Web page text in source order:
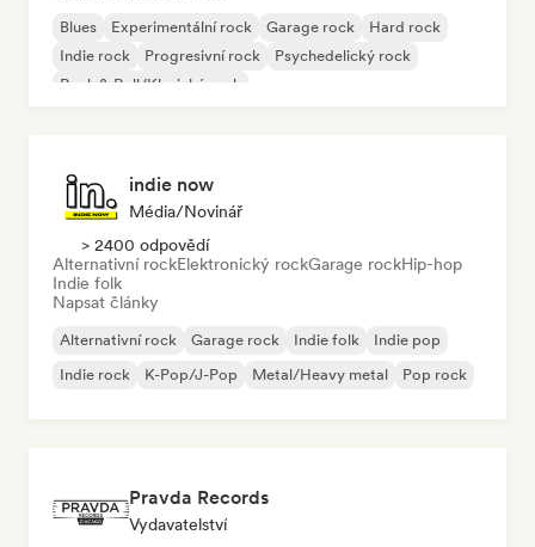
Blues Experimentální rock Garage rock
Hard rock
Indie rock
Progresivní rock
Psychedelický rock
Rock & Roll/Klasický rock
indie now
Média/novinář
> 2400 odpovědí
Alternativní rockElektronický rockGarage rockHip-hop
Indie folk
Napsat články
Alternativní rock Garage rock Indie folk
Indie pop
Indie rock
K-Pop/J-Pop Metal/Heavy metal Pop rock
Pravda Records
Vydavatelství